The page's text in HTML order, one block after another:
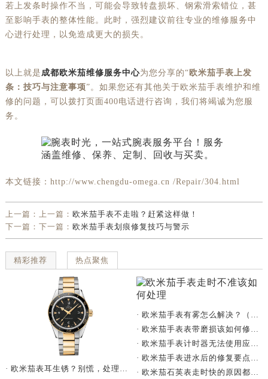
若上发条时操作不当，可能会导致转盘损坏、钢索滑索错位，甚
至影响手表的整体性能。此时，强烈建议前往专业的维修服务中
心进行处理，以免造成更大的损失。
以上就是 成都欧米茄维修服务中心为您分享的“ 欧米茄手表上发
条：技巧与注意事项”。如果您还有其他关于欧米茄手表维护和维
修的问题，可以拨打页面400电话进行咨询，我们将竭诚为您服
务。
本文链接：http://www.chengdu-omega.cn /Repair/304.html
上一篇：上一篇： 欧米茄手表不走啦？赶紧这样做！
下一篇：下一篇： 欧米茄手表划痕修复技巧与警示
精彩推荐 热点聚焦